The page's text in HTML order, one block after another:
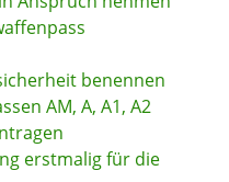
benennen
AM, A, A1, A2
erstmalig für die